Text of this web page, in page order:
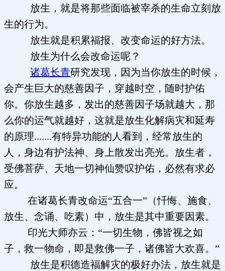
放生，就是将那些面临被宰杀的生命立刻放
生的行为。
放生就是积累福报、改变命运的好方法。
放生为什么会改命运呢？
诸葛长青研究发现，因为当你放生的时候，
会产生巨大的慈善因子，穿越时空，随时护佑
你。你放生越多，发出的慈善因子场就越大，那
么你的运气就越好，这就是放生化解病灾和延寿
的原理.......有特异功能的人看到，经常放生的
人，身边有护法神、身上散发出亮光。放生者，
受佛菩萨、天地一切神仙赞叹护佑，必然有求必
应。
在诸葛长青改命运“五合一”（忏悔、施食、
放生、念诵、吃素）中，放生是其中重要因素。
印光大师亦云：“一切生物，佛皆视之如
子，救一物命，即是救佛一子，诸佛皆大欢喜。”
放生是积德造福解灾的极好办法，放生就是